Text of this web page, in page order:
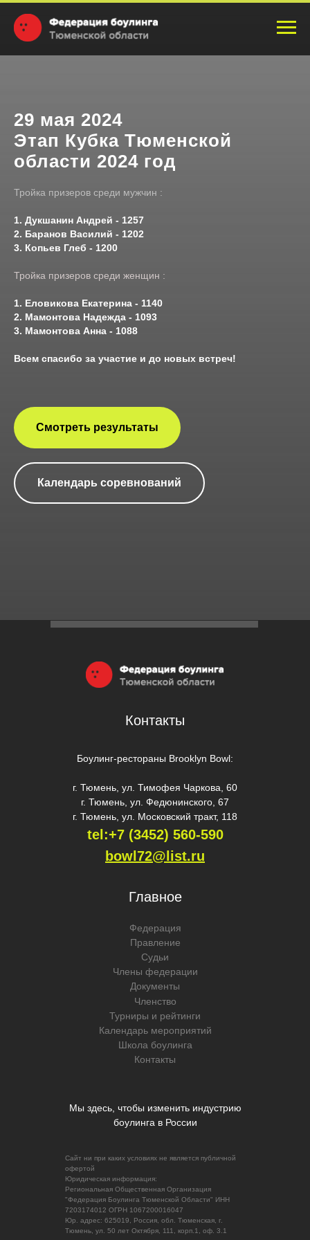
29 мая 2024
Этап Кубка Тюменской
области 2024 год
Тройка призеров среди мужчин :
1. Дукшанин Андрей - 1257
2. Баранов Василий - 1202
3. Копьев Глеб - 1200
Тройка призеров среди женщин :
1. Еловикова Екатерина - 1140
2. Мамонтова Надежда - 1093
3. Мамонтова Анна - 1088
Всем спасибо за участие и до новых встреч!
Смотреть результаты
Календарь соревнований
Сайт ни при каких условиях не является публичной
офертой
Юридическая информация:
Региональная Общественная Организация
"Федерация Боулинга Тюменской Области" ИНН
7203174012 ОГРН 1067200016047
Юр. адрес: 625019, Россия, обл. Тюменская, г.
Тюмень, ул. 50 лет Октября, 111, корп.1, оф. 3.1
Контакты
Боулинг-рестораны Brooklyn Bowl:
г. Тюмень, ул. Тимофея Чаркова, 60
г. Тюмень, ул. Федюнинского, 67
г. Тюмень, ул. Московский тракт, 118
tel:+7 (3452) 560-590
bowl72@list.ru
Мы здесь, чтобы изменить индустрию
боулинга в России
Главное
Федерация
Правление
Судьи
Члены федерации
Документы
Членство
Турниры и рейтинги
Календарь мероприятий
Школа боулинга
Контакты